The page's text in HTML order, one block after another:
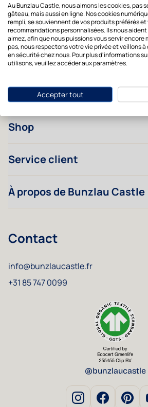
Adresse mail
Oui, je veux de
Shop
Service client
À propos de Bunzlau Castle
Contact
info@bunzlaucastle.fr
+31 85 747 0099
@bunzlaucastle
Au Bunzlau Castle, nous aimons les cookies, pas
gâteau, mais aussi en ligne. Nos cookies
rempli, se souviennent de vos produits préférés
recommandations personnalisées. Ils nous
aimez, afin que nous puissions vous servir encore
pas, nous respectons votre vie privée et veillons
en sécurité chez nous. Pour plus d'informations
utilisons, veuillez accéder aux paramètres.
Accepter tout